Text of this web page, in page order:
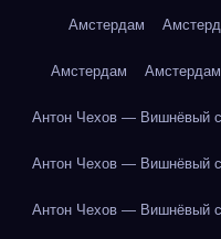
Амстердам
Амстердам Амстердам
Антон Чехов — Вишнёвый
Антон Чехов — Вишнёвый
Антон Чехов — Вишнёвый